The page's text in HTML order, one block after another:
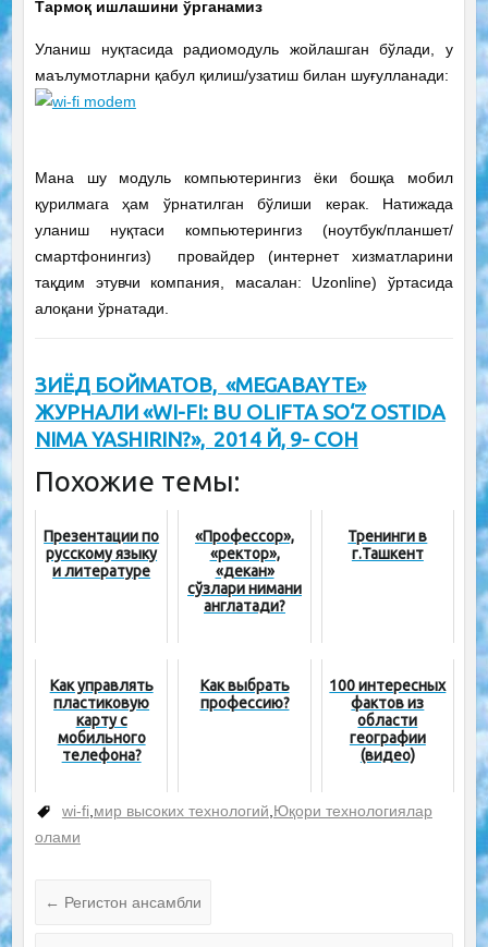
Тармоқ ишлашини ўрганамиз
Уланиш нуқтасида радиомодуль жойлашган бўлади, у
маълумотларни қабул қилиш/узатиш билан шуғулланади:
Мана шу модуль компьютерингиз ёки бошқа мобил
қурилмага ҳам ўрнатилган бўлиши керак. Натижада
уланиш нуқтаси компьютерингиз (ноутбук/планшет/
смартфонингиз) провайдер (интернет хизматларини
тақдим этувчи компания, масалан: Uzonline) ўртасида
алоқани ўрнатади.
ЗИЁД БОЙМАТОВ, «MEGABAYTE»
ЖУРНАЛИ «WI-FI: BU OLIFTA SO‘Z OSTIDA
NIMA YASHIRIN?», 2014 Й, 9- СОН
Похожие темы:
Презентации по
русскому языку
и литературе
«Профессор»,
«ректор»,
«декан»
сўзлари нимани
англатади?
Тренинги в
г.Ташкент
Как управлять
пластиковую
карту с
мобильного
телефона?
Как выбрать
профессию?
100 интересных
фактов из
области
географии
(видео)
wi-fi,мир высоких технологий,Юқори технологиялар
олами
← Регистон ансамбли